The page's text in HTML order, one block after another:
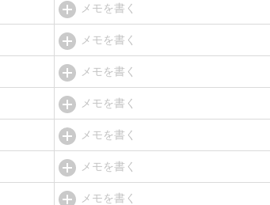
メモを書く
メモを書く
メモを書く
メモを書く
メモを書く
メモを書く
メモを書く